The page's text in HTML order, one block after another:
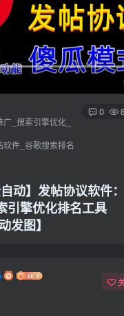
_搜索引擎优化_
件_谷歌搜索排名
0
动】发帖协议软件
引擎优化排名工具
发图】